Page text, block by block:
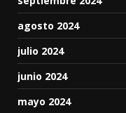
agosto 2024
julio 2024
junio 2024
mayo 2024